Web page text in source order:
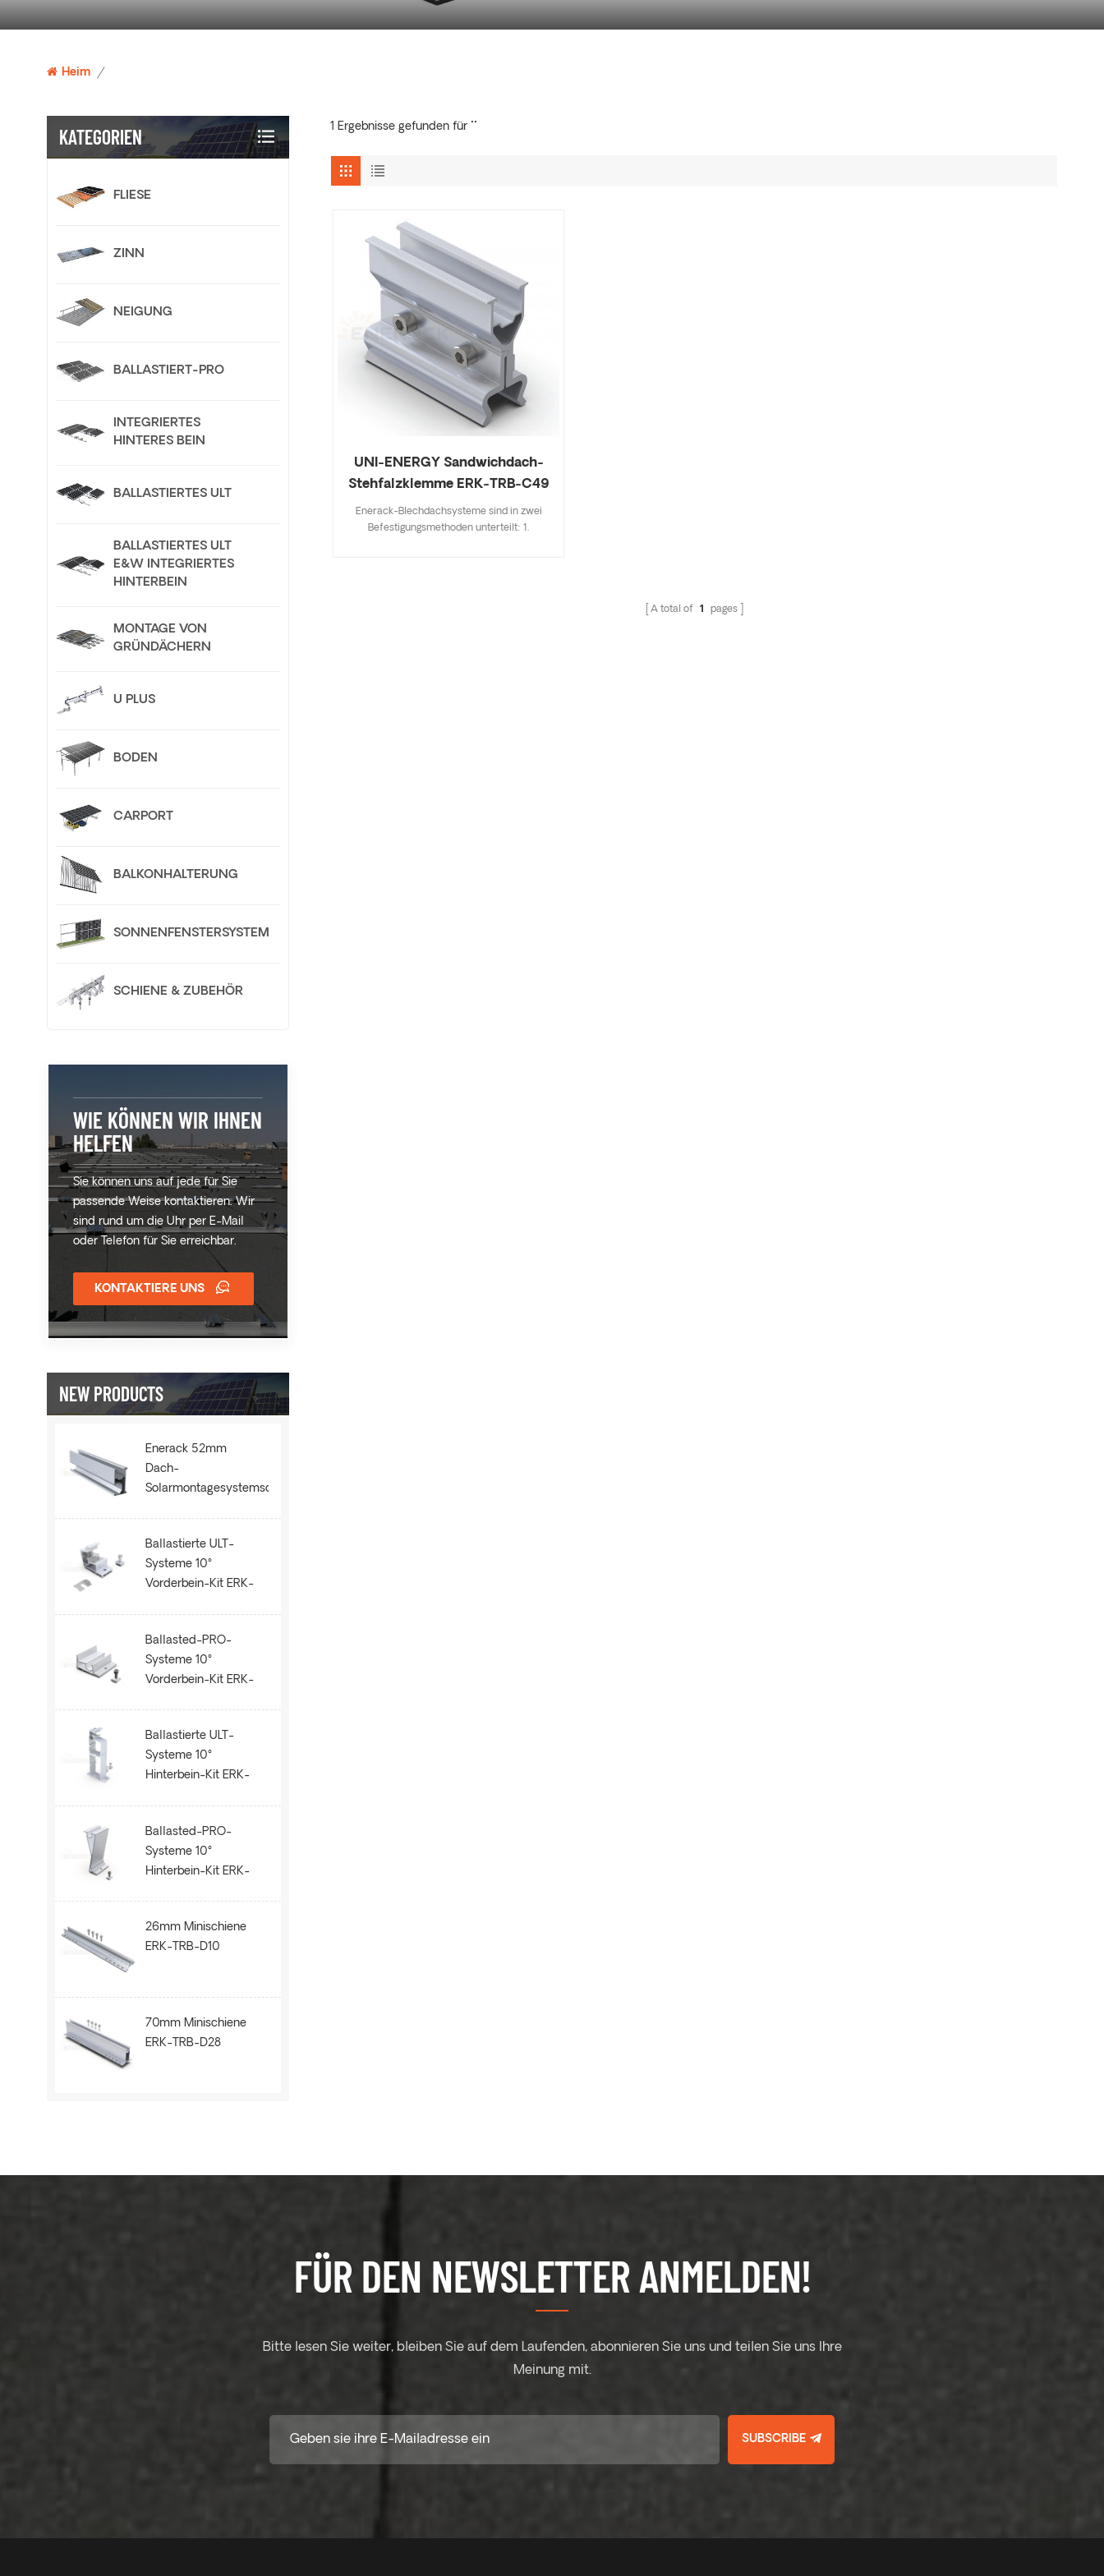
Heim /
1 Ergebnisse gefunden für ""
UNI-ENERGY Sandwichdach-
Stehfalzklemme ERK-TRB-C49
Enerack-Blechdachsysteme sind in zwei
Befestigungsmethoden unterteilt: 1.
A total of 1 pages
KATEGORIEN
FLIESE
ZINN
NEIGUNG
BALLASTIERT-PRO
INTEGRIERTES
HINTERES BEIN
BALLASTIERTES ULT
BALLASTIERTES ULT
E&W INTEGRIERTES
HINTERBEIN
MONTAGE VON
GRÜNDÄCHERN
U PLUS
BODEN
CARPORT
BALKONHALTERUNG
SONNENFENSTERSYSTEM
SCHIENE & ZUBEHÖR
WIE KÖNNEN WIR IHNEN
HELFEN
Sie können uns auf jede für Sie
passende Weise kontaktieren. Wir
sind rund um die Uhr per E-Mail
oder Telefon für Sie erreichbar.
KONTAKTIERE UNS
NEW PRODUCTS
Enerack 52mm
Dach-
Solarmontagesystemschiene
Ballastierte ULT-
Systeme 10°
Vorderbein-Kit ERK-
Ballasted-PRO-
Systeme 10°
Vorderbein-Kit ERK-
Ballastierte ULT-
Systeme 10°
Hinterbein-Kit ERK-
Ballasted-PRO-
Systeme 10°
Hinterbein-Kit ERK-
26mm Minischiene
ERK-TRB-D10
70mm Minischiene
ERK-TRB-D28
FÜR DEN NEWSLETTER ANMELDEN!
Bitte lesen Sie weiter, bleiben Sie auf dem Laufenden, abonnieren Sie uns und teilen Sie uns Ihre
Meinung mit.
SUBSCRIBE